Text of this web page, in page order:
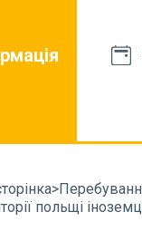
з
що
>
польщі